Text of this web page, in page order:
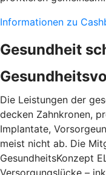
Informationen zu
Gesundheit
Die Leistungen der
decken Zahnkronen,
Implantate,
meist nicht ab. Die
GesundheitsKonzept
Versorgungslücke –